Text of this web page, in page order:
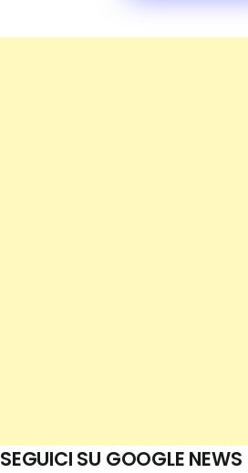
SEGUICI SU GOOGLE NEWS